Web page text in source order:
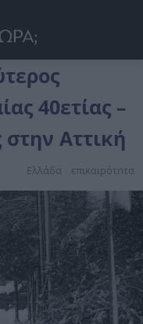
40ετίας –
στην Αττική
Ελλάδα επικαιpότnτα